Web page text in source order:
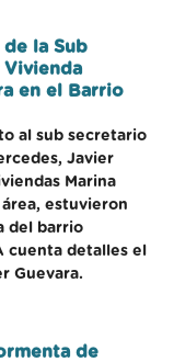
la Sub
Vivienda
en el Barrio
al sub secretario
Javier
Marina
estuvieron
del barrio
cuenta detalles el
Guevara.
de